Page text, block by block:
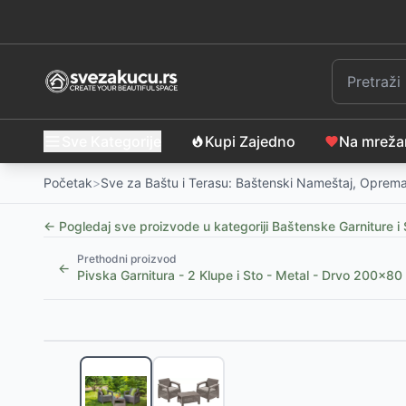
Kupi Zajedno Na
Početak>Sve za Baštu i Terasu: Baštenski Nameštaj,
← Pogledaj sve proizvode u kategoriji Baštenske Garniture i
←
Prethodni proizvod
Pivska Garnitura - 2 Klupe i Sto - Metal - Drvo 200x80
Baštenski Set Lorens - Sto sa Staklom i 2 Stolice
Baštenski Set Midnight Petal 2 - 2 Stolice i Sto sa
14
BESPLATNA DOSTAVA